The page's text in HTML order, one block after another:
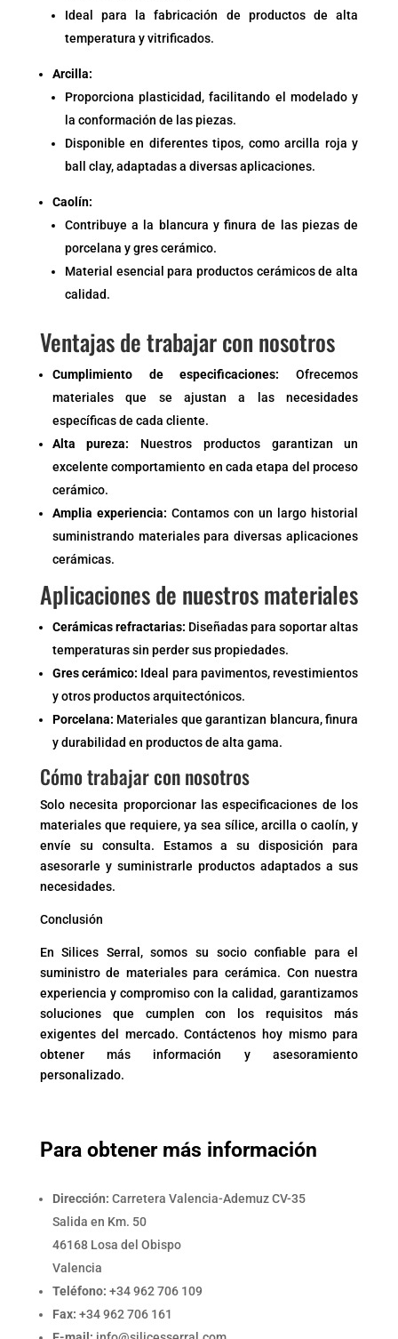
Ideal para la fabricación de productos de alta
temperatura y vitrificados.
Arcilla:
Proporciona plasticidad, facilitando el modelado y
la conformación de las piezas.
Disponible en diferentes tipos, como arcilla roja y
ball clay, adaptadas a diversas aplicaciones.
Caolín:
Contribuye a la blancura y finura de las piezas de
porcelana y gres cerámico.
Material esencial para productos cerámicos de alta
calidad.
Ventajas de trabajar con nosotros
Cumplimiento de especificaciones: Ofrecemos
materiales que se ajustan a las necesidades
específicas de cada cliente.
Alta pureza: Nuestros productos garantizan un
excelente comportamiento en cada etapa del proceso
cerámico.
Amplia experiencia: Contamos con un largo historial
suministrando materiales para diversas aplicaciones
cerámicas.
Aplicaciones de nuestros materiales
Cerámicas refractarias: Diseñadas para soportar altas
temperaturas sin perder sus propiedades.
Gres cerámico: Ideal para pavimentos, revestimientos
y otros productos arquitectónicos.
Porcelana: Materiales que garantizan blancura, finura
y durabilidad en productos de alta gama.
Cómo trabajar con nosotros
Solo necesita proporcionar las especificaciones de los
materiales que requiere, ya sea sílice, arcilla o caolín, y
envíe su consulta. Estamos a su disposición para
asesorarle y suministrarle productos adaptados a sus
necesidades.
Conclusión
En Silices Serral, somos su socio confiable para el
suministro de materiales para cerámica. Con nuestra
experiencia y compromiso con la calidad, garantizamos
soluciones que cumplen con los requisitos más
exigentes del mercado. Contáctenos hoy mismo para
obtener más información y asesoramiento
personalizado.
Para obtener más información
Dirección: Carretera Valencia-Ademuz CV-35
Salida en Km. 50
46168 Losa del Obispo
Valencia
Teléfono: +34 962 706 109
Fax: +34 962 706 161